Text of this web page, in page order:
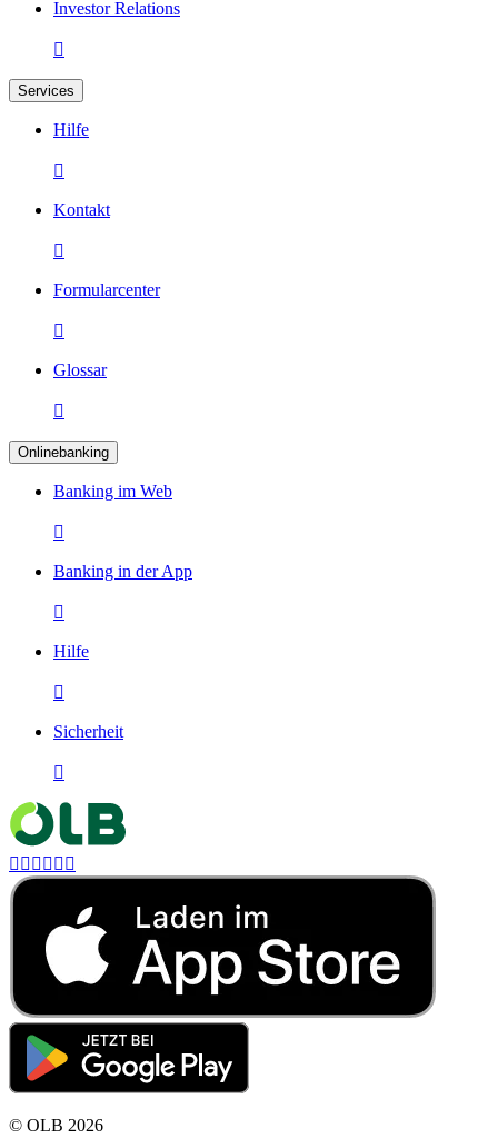
Investor Relations

Services
Hilfe

Kontakt

Formularcenter

Glossar

Onlinebanking
Banking im Web

Banking in der App

Hilfe

Sicherheit

     
© OLB 2026